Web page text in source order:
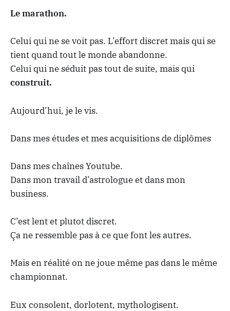
Le marathon.
Celui qui ne se voit pas. L’effort discret mais qui se
tient quand tout le monde abandonne.
Celui qui ne séduit pas tout de suite, mais qui
construit.
Aujourd’hui, je le vis.
Dans mes études et mes acquisitions de diplômes
Dans mes chaînes Youtube.
Dans mon travail d’astrologue et dans mon
business.
C’est lent et plutot discret.
Ça ne ressemble pas à ce que font les autres.
Mais en réalité on ne joue même pas dans le même
championnat.
Eux consolent, dorlotent, mythologisent.